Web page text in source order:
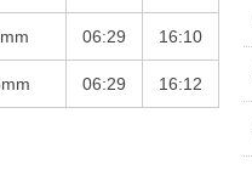
mm 06:29 16:10
mm 06:29 16:12